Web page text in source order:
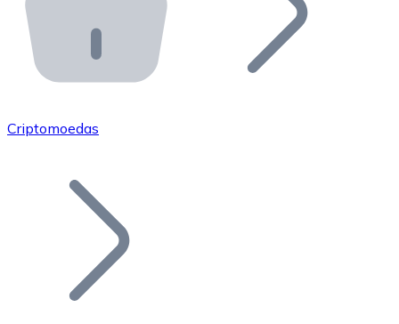
API Bitnovo
Integre nossa API no seu ecossistema.
Junte-se à nossa rede de revendedores e comercialize
Adicione o token do seu projeto ao nosso serviço de
Criptomoedas